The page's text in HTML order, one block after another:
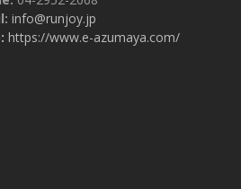
info@runjoy.jp
https://www.e-azumaya.com/